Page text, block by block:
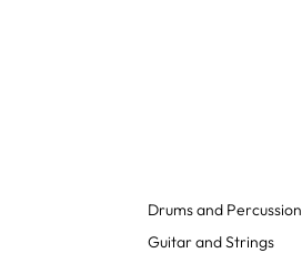
Drums and Percussion
Guitar and Strings